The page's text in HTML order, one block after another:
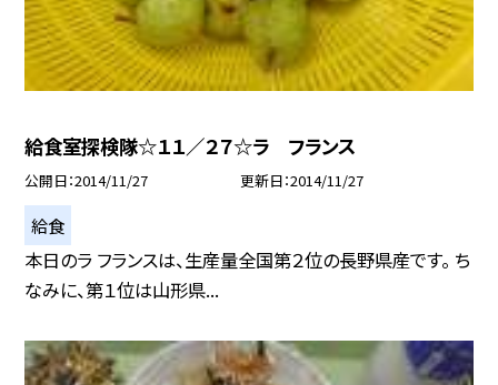
給食室探検隊☆１１／２７☆ラ フランス
公開日 2014/11/27 更新日 2014/11/27
給食
本日のラ フランスは、生産量全国第２位の長野県産です。 ち
なみに、第１位は山形県...